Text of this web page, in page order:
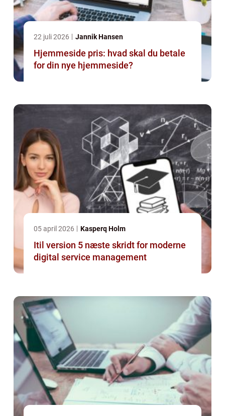
22 juli 2026 Jannik Hansen
Hjemmeside pris: hvad skal du betale
for din nye hjemmeside?
05 april 2026 Kasperq Holm
Itil version 5 næste skridt for moderne
digital service management